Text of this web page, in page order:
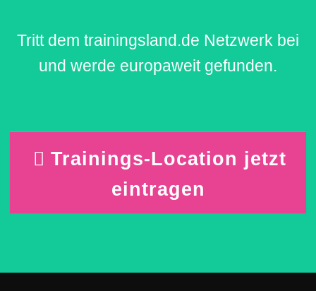
Tritt dem trainingsland.de Netzwerk bei
und werde europaweit gefunden.
Trainings-Location jetzt
eintragen